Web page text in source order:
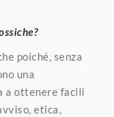
poiché, senza
una
a ottenere facili
etica,